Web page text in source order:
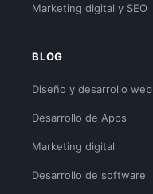
Marketing digital y SEO
BLOG
Diseño y desarrollo web
Desarrollo de Apps
Marketing digital
Desarrollo de software